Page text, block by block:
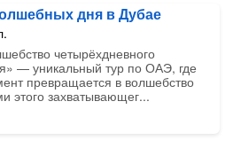
дня в Дубае
четырёхдневного
— уникальный тур по ОАЭ, где
превращается в волшебство
этого захватывающег...